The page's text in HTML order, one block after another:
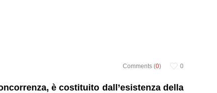
Comments (0) 0
è costituito dall’esistenza della